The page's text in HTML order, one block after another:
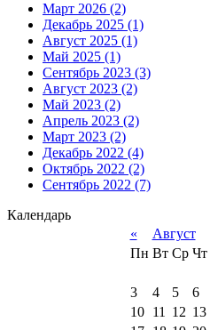
Март 2026 (2)
Декабрь 2025 (1)
Август 2025 (1)
Май 2025 (1)
Сентябрь 2023 (3)
Август 2023 (2)
Май 2023 (2)
Апрель 2023 (2)
Март 2023 (2)
Декабрь 2022 (4)
Октябрь 2022 (2)
Сентябрь 2022 (7)
Календарь
«
Август
Пн Вт Ср Чт
3
4 5 6
10
11 12 13